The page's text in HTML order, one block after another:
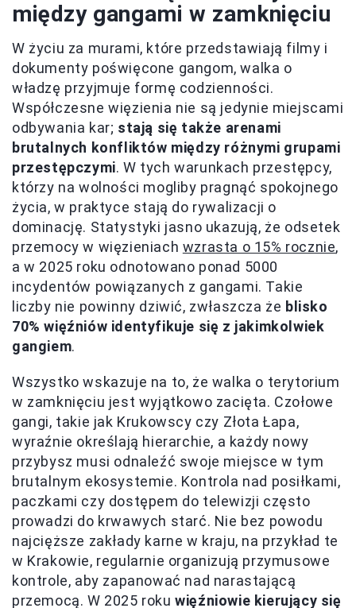
między gangami w zamknięciu
W życiu za murami, które przedstawiają filmy i
dokumenty poświęcone gangom, walka o
władzę przyjmuje formę codzienności.
Współczesne więzienia nie są jedynie miejscami
odbywania kar; stają się także arenami
brutalnych konfliktów między różnymi grupami
przestępczymi. W tych warunkach przestępcy,
którzy na wolności mogliby pragnąć spokojnego
życia, w praktyce stają do rywalizacji o
dominację. Statystyki jasno ukazują, że odsetek
przemocy w więzieniach wzrasta o 15% rocznie,
a w 2025 roku odnotowano ponad 5000
incydentów powiązanych z gangami. Takie
liczby nie powinny dziwić, zwłaszcza że blisko
70% więźniów identyfikuje się z jakimkolwiek
gangiem.
Wszystko wskazuje na to, że walka o terytorium
w zamknięciu jest wyjątkowo zacięta. Czołowe
gangi, takie jak Krukowscy czy Złota Łapa,
wyraźnie określają hierarchie, a każdy nowy
przybysz musi odnaleźć swoje miejsce w tym
brutalnym ekosystemie. Kontrola nad posiłkami,
paczkami czy dostępem do telewizji często
prowadzi do krwawych starć. Nie bez powodu
najcięższe zakłady karne w kraju, na przykład te
w Krakowie, regularnie organizują przymusowe
kontrole, aby zapanować nad narastającą
przemocą. W 2025 rokuwięźniowie kierujący się